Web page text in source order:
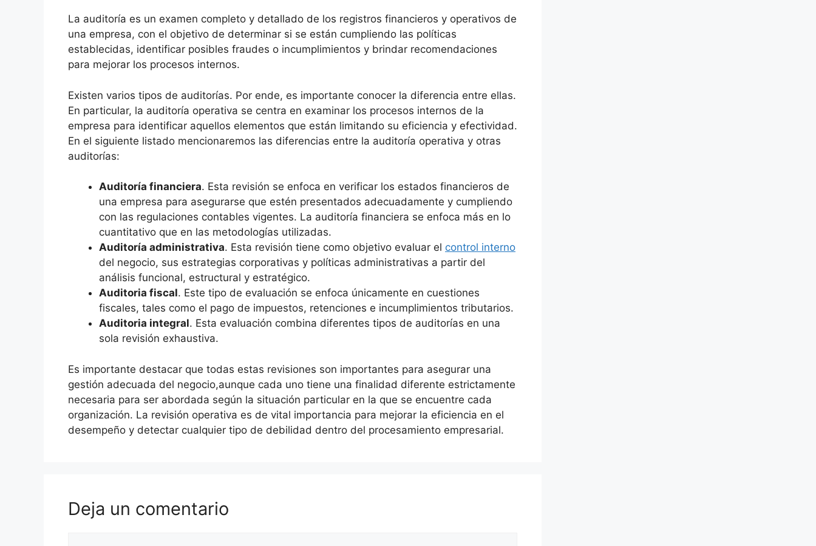
La auditoría es un examen completo y detallado de los registros financieros y operativos de
una empresa, con el objetivo de determinar si se están cumpliendo las políticas
establecidas, identificar posibles fraudes o incumplimientos y brindar recomendaciones
para mejorar los procesos internos.
Existen varios tipos de auditorías. Por ende, es importante conocer la diferencia entre ellas.
En particular, la auditoría operativa se centra en examinar los procesos internos de la
empresa para identificar aquellos elementos que están limitando su eficiencia y efectividad.
En el siguiente listado mencionaremos las diferencias entre la auditoría operativa y otras
auditorías:
Auditoría financiera. Esta revisión se enfoca en verificar los estados financieros de
una empresa para asegurarse que estén presentados adecuadamente y cumpliendo
con las regulaciones contables vigentes. La auditoría financiera se enfoca más en lo
cuantitativo que en las metodologías utilizadas.
Auditoría administrativa. Esta revisión tiene como objetivo evaluar el control interno
del negocio, sus estrategias corporativas y políticas administrativas a partir del
análisis funcional, estructural y estratégico.
Auditoria fiscal. Este tipo de evaluación se enfoca únicamente en cuestiones
fiscales, tales como el pago de impuestos, retenciones e incumplimientos tributarios.
Auditoria integral. Esta evaluación combina diferentes tipos de auditorías en una
sola revisión exhaustiva.
Es importante destacar que todas estas revisiones son importantes para asegurar una
gestión adecuada del negocio,aunque cada uno tiene una finalidad diferente estrictamente
necesaria para ser abordada según la situación particular en la que se encuentre cada
organización. La revisión operativa es de vital importancia para mejorar la eficiencia en el
desempeño y detectar cualquier tipo de debilidad dentro del procesamiento empresarial.
Deja un comentario